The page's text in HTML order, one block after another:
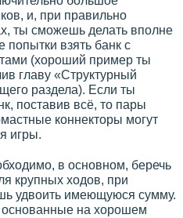
и, при правильно
ты сможешь делать вполне
взять банк с
(хороший пример ты
главу «Структурный
раздела). Если ты
поставив всё, то пары
коннекторы могут
игры.
в основном, беречь
крупных ходов, при
удвоить имеющуюся сумму.
на хорошем